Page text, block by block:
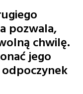
pozwala,
chwilę.
jego